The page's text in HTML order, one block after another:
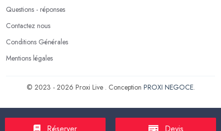
Questions - réponses
Contactez nous
Conditions Générales
Mentions légales
© 2023 - 2026 Proxi Live . Conception PROXI NEGOCE.